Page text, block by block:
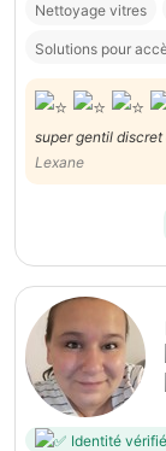
Nettoyage vitres
Solutions pour
super gentil
Lexane
Identité